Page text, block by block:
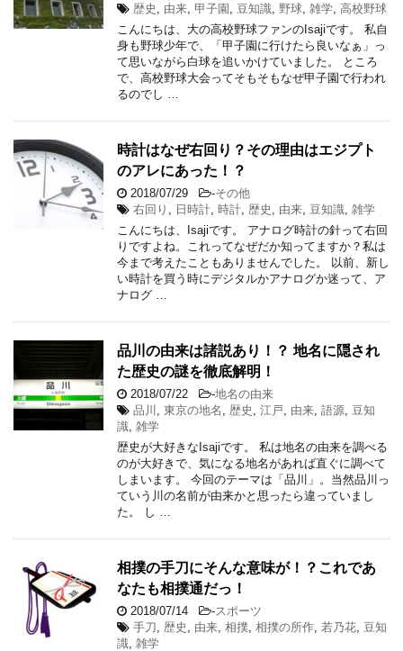
歴史
由来 甲子園 豆知識 野球 雑学 高校野球
こんにちは、大の高校野球ファンのIsajiです。 私自
身も野球少年で、「甲子園に行けたら良いなぁ」っ
て思いながら白球を追いかけていました。 ところ
で、高校野球大会ってそもそもなぜ甲子園で行われ
るのでし …
時計はなぜ右回り？その理由はエジプト
のアレにあった！？
2018/07/29 -その他
右回り
日時計 時計 歴史 由来 豆知識 雑学
こんにちは、Isajiです。 アナログ時計の針って右回
りですよね。これってなぜだか知ってますか？私は
今まで考えたこともありませんでした。 以前、新し
い時計を買う時にデジタルかアナログか迷って、ア
ナログ …
品川の由来は諸説あり！？ 地名に隠され
た歴史の謎を徹底解明！
2018/07/22 -地名の由来
品川
東京の地名 歴史 江戸 由来 語源 豆知
識 雑学
歴史が大好きなIsajiです。 私は地名の由来を調べる
のが大好きで、気になる地名があれば直ぐに調べて
しまいます。 今回のテーマは「品川」。当然品川っ
ていう川の名前が由来かと思ったら違っていまし
た。 し …
相撲の手刀にそんな意味が！？これであ
なたも相撲通だっ！
2018/07/14 -スポーツ
手刀
歴史 由来 相撲 相撲の所作 若乃花 豆知
識 雑学